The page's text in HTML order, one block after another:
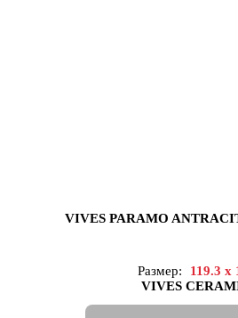
VIVES PARAMO
Размер:
119.3 x
VIVES